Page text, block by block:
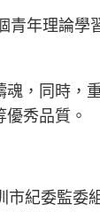
年理論學
，同時，
秀品質。
紀委監委